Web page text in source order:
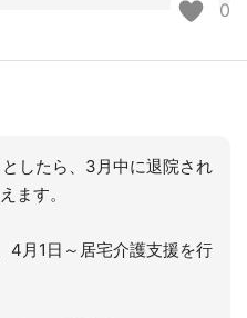
0
したら、3月中に退院され
ます。
4月1日～居宅介護支援を行